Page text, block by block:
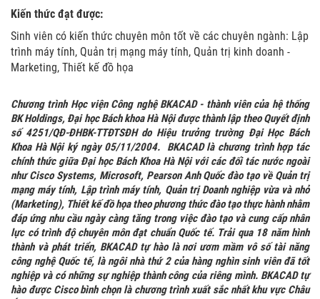
Kiến thức đạt được:
Sinh viên có kiến thức chuyên môn tốt về các chuyên ngành: Lập
trình máy tính, Quản trị mạng máy tính, Quản trị kinh doanh -
Marketing, Thiết kế đồ họa
Chương trình Học viện Công nghệ BKACAD - thành viên của hệ thống
BK Holdings, Đại học Bách khoa Hà Nội được thành lập theo Quyết định
số 4251/QĐ-ĐHBK-TTĐTSĐH do Hiệu trưởng trường Đại Học Bách
Khoa Hà Nội ký ngày 05/11/2004. BKACAD là chương trình hợp tác
chính thức giữa Đại học Bách Khoa Hà Nội với các đối tác nước ngoài
như Cisco Systems, Microsoft, Pearson Anh Quốc đào tạo về Quản trị
mạng máy tính, Lập trình máy tính, Quản trị Doanh nghiệp vừa và nhỏ
(Marketing), Thiết kế đồ họa theo phương thức đào tạo thực hành nhằm
đáp ứng nhu cầu ngày càng tăng trong việc đào tạo và cung cấp nhân
lực có trình độ chuyên môn đạt chuẩn Quốc tế. Trải qua 18 năm hình
thành và phát triển, BKACAD tự hào là nơi ươm mầm vô số tài năng
công nghệ Quốc tế, là ngôi nhà thứ 2 của hàng nghìn sinh viên đã tốt
nghiệp và có những sự nghiệp thành công của riêng mình. BKACAD tự
hào được Cisco bình chọn là chương trình xuất sắc nhất khu vực Châu